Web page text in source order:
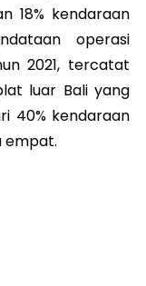
18% kendaraan
operasi
2021, tercatat
luar Bali yang
40% kendaraan
empat.